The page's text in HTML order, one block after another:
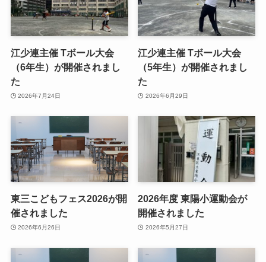
江少連主催 Tボール大会
（6年生）が開催されまし
た
2026年7月24日
江少連主催 Tボール大会
（5年生）が開催されまし
た
2026年6月29日
東三こどもフェス2026が開
催されました
2026年6月26日
2026年度 東陽小運動会が
開催されました
2026年5月27日